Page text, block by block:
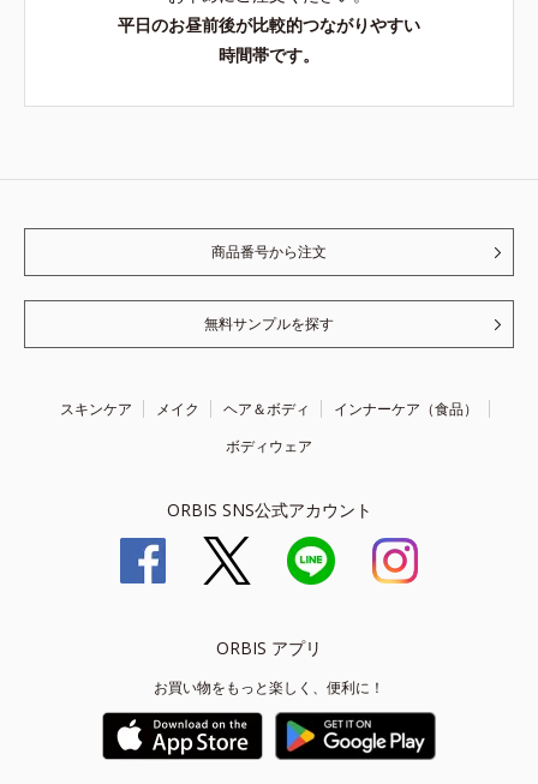
平日のお昼前後が比較的つながりやすい
時間帯です。
商品番号から注文
無料サンプルを探す
スキンケア メイク ヘア＆ボディ
インナーケア（食品）
ボディウェア
ORBIS SNS公式アカウント
ORBIS アプリ
お買い物をもっと楽しく、便利に！